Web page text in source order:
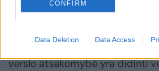
CONFIRM
Data Deletion Data Access
Times Sunday“ žurnale.
verslo atsakomybė yra didinti